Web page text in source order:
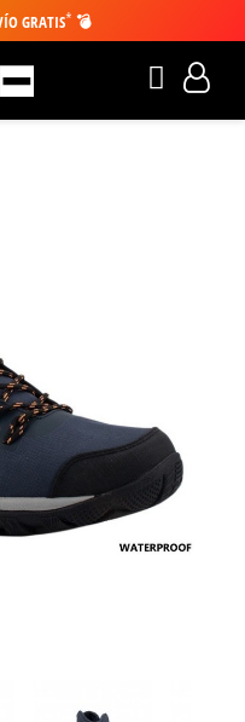
GRATIS* 💣